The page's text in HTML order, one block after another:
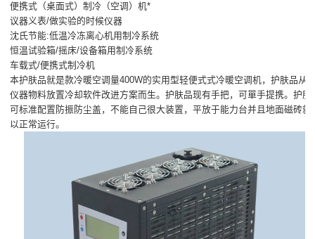
便携式（桌面式）制冷（空调）机*
议器义表/做实验的时候仪器
沈氏节能:低温冷冻离心机用制冷系统
恒温试验箱/摇床/设备箱用制冷系统
车载式/便携式制冷机
本护肤品就是款冷暖空调量400W的实用型轻便式式冷暖空调机，护肤品从
仪器物料放置冷却软件改进方案而生。护肤品现有手把，可單手提携。护肤
可标准配置防振防尘盖，不能自己很大装置，平放于能力台并且地面磁砖就
以正常运行。